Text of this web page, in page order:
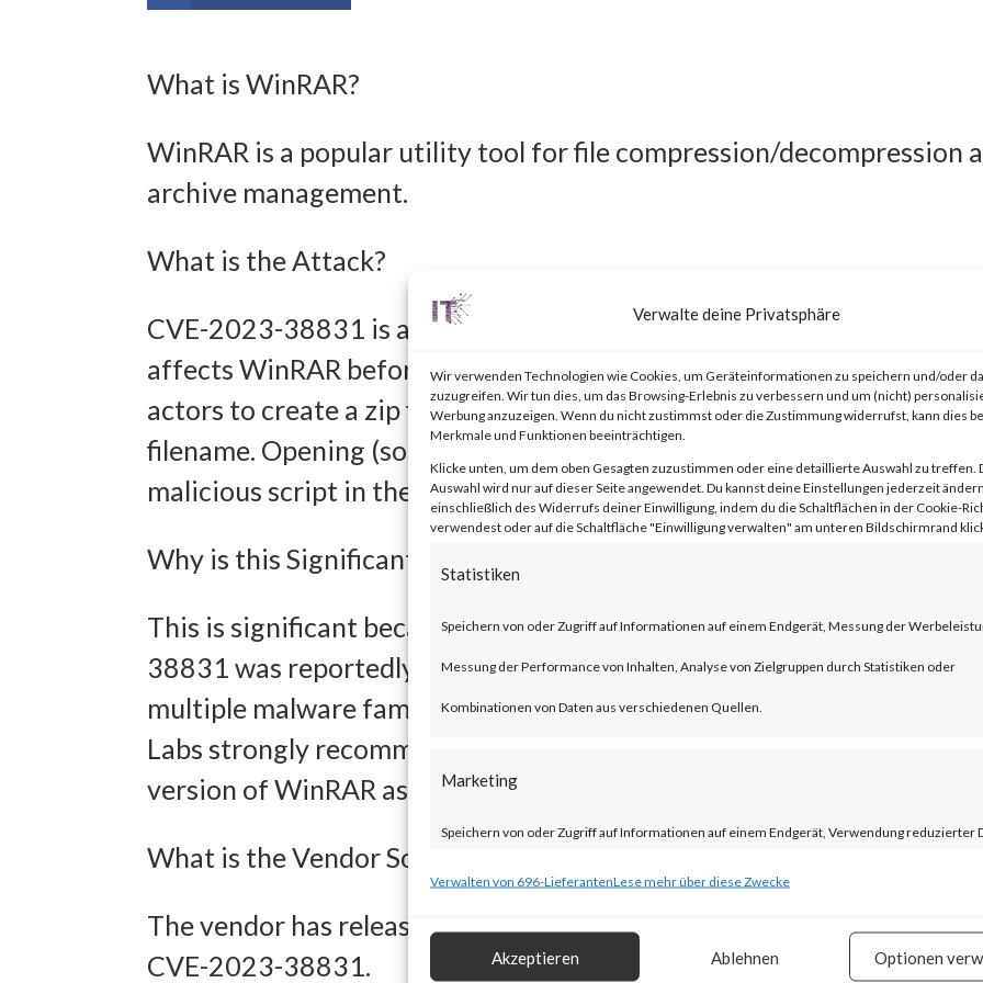
Verwalte deine Privatsphäre
Wir verwenden Technologien wie Cookies, um Geräteinformationen zu speichern und/oder
zuzugreifen. Wir tun dies, um das Browsing-Erlebnis zu verbessern und um (nicht)
Werbung anzuzeigen. Wenn du nicht zustimmst oder die Zustimmung widerrufst, kann dies
Merkmale und Funktionen beeinträchtigen.
Klicke unten, um dem oben Gesagten zuzustimmen oder eine detaillierte Auswahl zu treffen.
Auswahl wird nur auf dieser Seite angewendet. Du kannst deine Einstellungen jederzeit ändern,
einschließlich des Widerrufs deiner Einwilligung, indem du die Schaltflächen in der Cookie-
verwendest oder auf die Schaltfläche "Einwilligung verwalten" am unteren Bildschirmrand
Statistiken
Speichern von oder Zugriff auf Informationen auf einem Endgerät, Messung der
Messung der Performance von Inhalten, Analyse von Zielgruppen durch Statistiken oder
Kombinationen von Daten aus verschiedenen Quellen.
Marketing
Speichern von oder Zugriff auf Informationen auf einem Endgerät, Verwendung reduzierter
Personalisierung von Inhalten, Verwendung von Profilen zur Auswahl personalisierter
Verwalten von 696-LieferantenLese mehr über diese Zwecke
Akzeptieren Ablehnen Optionen
What is WinRAR?
WinRAR is a popular utility tool for file compression/decompression
archive management.
What is the Attack?
CVE-2023-38831 is an arbitrary code execution vulnerability that
affects WinRAR before version 6.23. The vulnerability allows threat
actors to create a zip file that contains a folder and a file with the
filename. Opening (some refer to this as “viewing”) the file launches a
malicious script in the folder.
Why is this Significant?
This is significant because WinRAR is widely used and CVE-2023-
38831 was reportedly exploited as a 0-day in April 2023. As a result,
multiple malware families have reportedly been deployed. FortiGuard
Labs strongly recommends all users of WinRAR to update to the latest
version of WinRAR as soon as possible.
What is the Vendor Solution?
The vendor has released WinRAR version 6.23 that includes a fix for
CVE-2023-38831.